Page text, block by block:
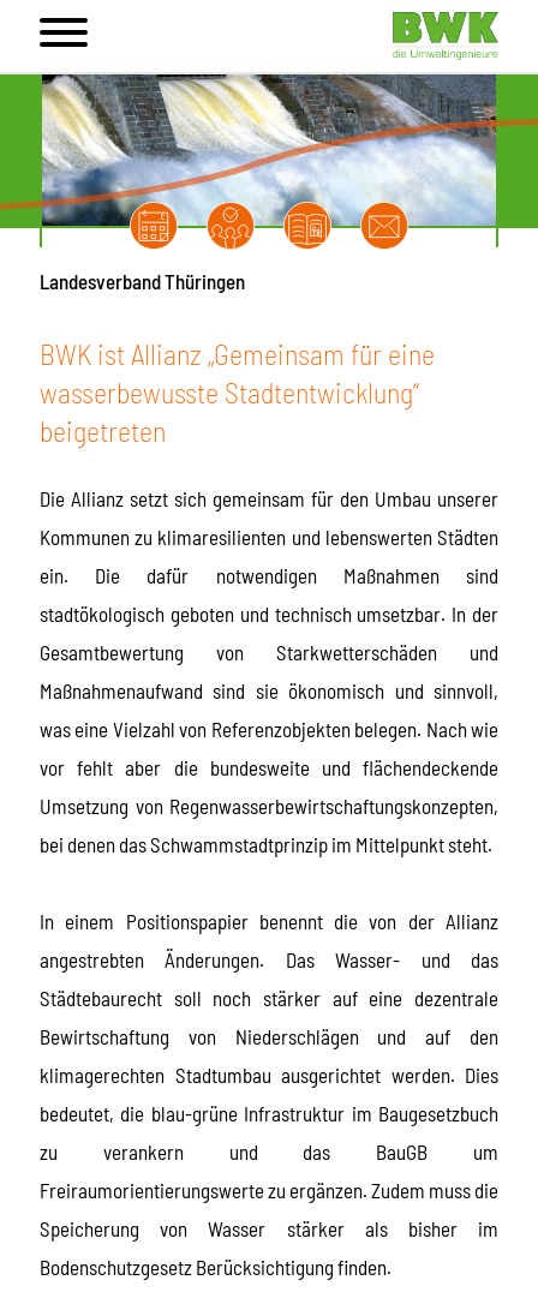
Landesverband Thüringen
BWK ist Allianz „Gemeinsam für eine
wasserbewusste Stadtentwicklung“
beigetreten
Die Allianz setzt sich gemeinsam für den Umbau unserer
Kommunen zu klimaresilienten und lebenswerten Städten
ein. Die dafür notwendigen Maßnahmen sind
stadtökologisch geboten und technisch umsetzbar. In der
Gesamtbewertung von Starkwetterschäden und
Maßnahmenaufwand sind sie ökonomisch und sinnvoll,
was eine Vielzahl von Referenzobjekten belegen. Nach wie
vor fehlt aber die bundesweite und flächendeckende
Umsetzung von Regenwasserbewirtschaftungskonzepten,
bei denen das Schwammstadtprinzip im Mittelpunkt steht.
In einem Positionspapier benennt die von der Allianz
angestrebten Änderungen. Das Wasser- und das
Städtebaurecht soll noch stärker auf eine dezentrale
Bewirtschaftung von Niederschlägen und auf den
klimagerechten Stadtumbau ausgerichtet werden. Dies
bedeutet, die blau-grüne Infrastruktur im Baugesetzbuch
zu verankern und das BauGB um
Freiraumorientierungswerte zu ergänzen. Zudem muss die
Speicherung von Wasser stärker als bisher im
Bodenschutzgesetz Berücksichtigung finden.